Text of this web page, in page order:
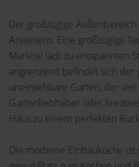
Der großzügige
Anwesens: Eine großzügige
Markise lädt zu entspannten
angrenzend befindet sich der
uneinsehbare Garten, der viel
Gartenliebhaber oder
Haus zu einem perfekten
Die moderne Einbauküche